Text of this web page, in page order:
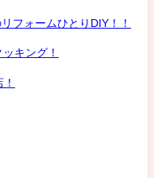
フォームひとりDIY！！
キング！